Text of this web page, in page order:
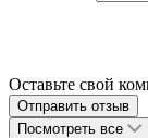
Оставьте свой
Посмотреть все